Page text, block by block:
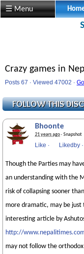
☰ Menu
Crazy games in
Posts 67 · Viewed 47002 ·
Bhoonte
21 years ago· Snapshot
Like · Likedby ·
Though the Parties may
an understanding with the
risk of collapsing sooner
more dramatic, may be just
interesting article by
http://
may not follow the